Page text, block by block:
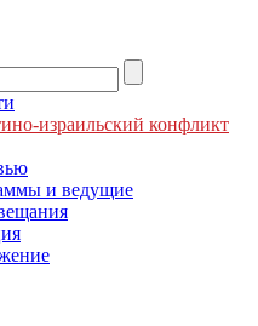
израильский конфликт
и ведущие